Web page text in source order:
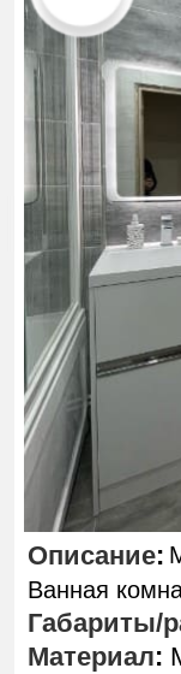
Описание:
Ванная
Габариты/
Материал: